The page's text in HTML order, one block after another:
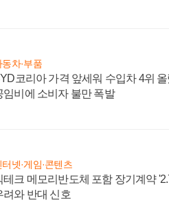
동차·부품
코리아 가격 앞세워 수입차 4위
임비에 소비자 불만 폭발
터넷·게임·콘텐츠
테크 메모리반도체 포함 장기계약
려와 반대 신호